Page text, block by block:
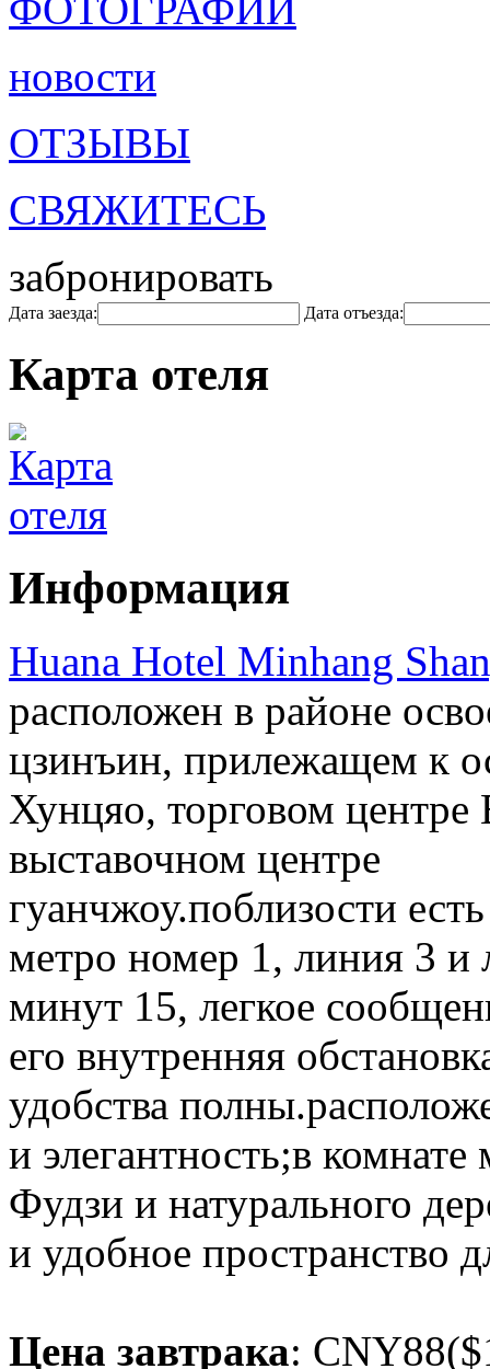
новости
ОТЗЫВЫ
СВЯЖИТЕСЬ
забронировать
Дата заезда: Дата отъезда:
Карта отеля
Информация
Huana Hotel Minhang
расположен в районе
цзинъин, прилежащем к
Хунцяо, торговом
выставочном центре
гуанчжоу.поблизости
метро номер 1, линия 3 и
минут 15, легкое
его внутренняя
удобства
и элегантность;в
Фудзи и натурального
и удобное пространство
Цена завтрака: